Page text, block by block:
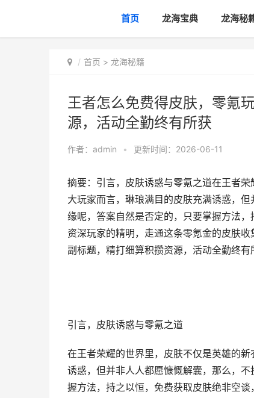
首页 龙海宝典 龙海秘
首页 > 龙海秘籍
王者怎么免费得皮肤，零氪
源，活动全勤终有所获
作者： admin • 更新时间：2026-06-11
摘要：引言，皮肤诱惑与零氪之道在王者
大玩家而言，琳琅满目的皮肤充满诱惑，
缘呢，答案自然是否定的，只要掌握方法
资深玩家的精明，走通这条零氪金的皮肤
副标题，精打细算积攒资源，活动全勤终有
引言，皮肤诱惑与零氪之道
在王者荣耀的世界里，皮肤不仅是英雄的
诱惑，但并非人人都愿慷慨解囊，那么，
握方法，持之以恒，免费获取皮肤绝非空